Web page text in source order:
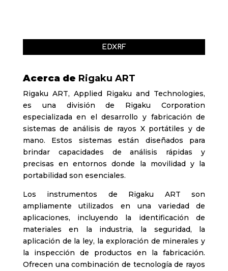
EDXRF
Acerca de Rigaku ART
Rigaku ART, Applied Rigaku and Technologies,
es una división de Rigaku Corporation
especializada en el desarrollo y fabricación de
sistemas de análisis de rayos X portátiles y de
mano. Estos sistemas están diseñados para
brindar capacidades de análisis rápidas y
precisas en entornos donde la movilidad y la
portabilidad son esenciales.
Los instrumentos de Rigaku ART son
ampliamente utilizados en una variedad de
aplicaciones, incluyendo la identificación de
materiales en la industria, la seguridad, la
aplicación de la ley, la exploración de minerales y
la inspección de productos en la fabricación.
Ofrecen una combinación de tecnología de rayos